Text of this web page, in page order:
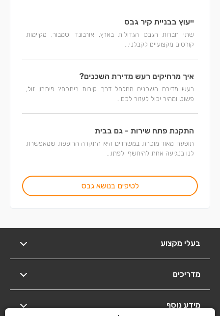
ייעוץ בבניית קיר גבס
שתי חברות הגבס הגדולות בארץ, אורבונד וטמבור, מקיימות
קורסים מקצועיים לקבלני...
איך מרחיקים רעש מדירת השכנים?
רעש מדירת השכנים מחלחל דרך קירות ביתכם? פיתרון זול,
פשוט ומהיר יכול לעזור לכם...
התקנת פתח שירות - גם בבית
תופעה מאוד מוכרת במשרדים היא התקרה הרופפת שמאפשרת
לנו בנגיעה אחת להיחשף ולפתו...
לטיפים בנושא גבס
בעלי מקצוע
מדריכים
מידע נוסף